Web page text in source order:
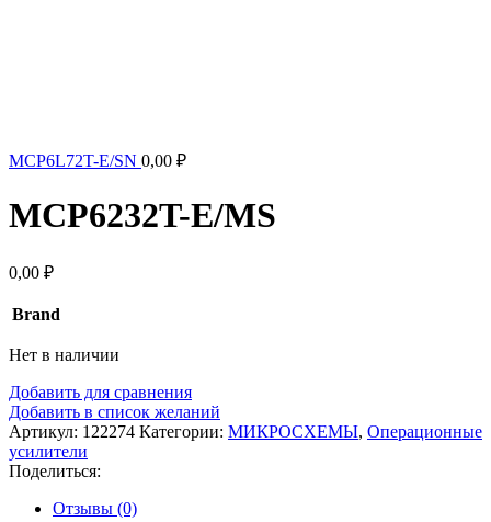
MCP6L72T-E/SN 0,00 ₽
MCP6232T-E/MS
0,00 ₽
Brand
Нет в наличии
Добавить для сравнения
Добавить в список желаний
Артикул: 122274 Категории: МИКРОСХЕМЫ, Операционные
усилители
Поделиться:
Отзывы (0)